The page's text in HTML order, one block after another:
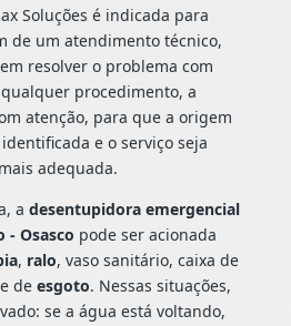
Soluções é indicada para
de um atendimento técnico,
resolver o problema com
procedimento, a
atenção, para que a origem
e o serviço seja
adequada.
a desentupidora emergencial
- Osasco pode ser acionada
, ralo, vaso sanitário, caixa de
de esgoto. Nessas situações,
se a água está voltando,